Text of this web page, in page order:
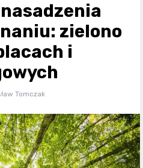
zielono
i
Tomczak